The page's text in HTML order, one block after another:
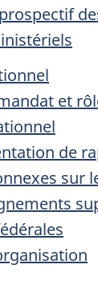
et
de
sur